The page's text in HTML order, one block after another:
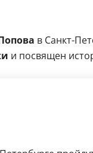
в Санкт-
и посвящен